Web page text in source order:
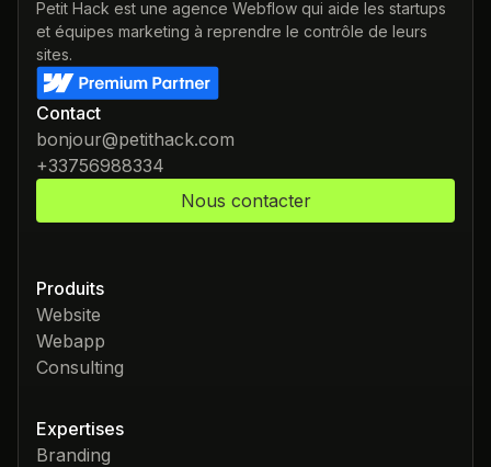
Petit Hack est une agence Webflow qui aide les startups
et équipes marketing à reprendre le contrôle de leurs
sites.
Contact
bonjour@petithack.com
+33756988334
Nous contacter
Produits
Website
Webapp
Consulting
Expertises
Branding